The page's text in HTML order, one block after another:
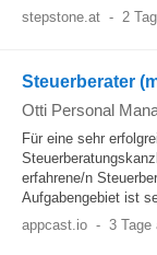
stepstone.at - 2
Steuerberater
Otti Personal
Für eine sehr
erfahrene/n
Aufgabengebiet ist
appcast.io - 3 Tage